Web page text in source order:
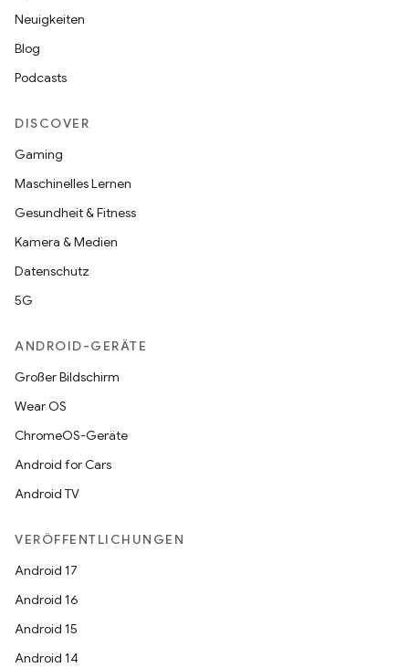
Neuigkeiten
Blog
Podcasts
DISCOVER
Gaming
Maschinelles Lernen
Gesundheit & Fitness
Kamera & Medien
Datenschutz
5G
ANDROID-GERÄTE
Großer Bildschirm
Wear OS
ChromeOS-Geräte
Android for Cars
Android TV
VERÖFFENTLICHUNGEN
Android 17
Android 16
Android 15
Android 14